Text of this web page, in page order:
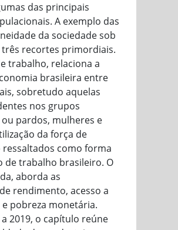
das principais
A exemplo das
da sociedade sob
três recortes primordiais.
trabalho, relaciona a
brasileira entre
sobretudo aquelas
nos grupos
pardos, mulheres e
da força de
como forma
de trabalho brasileiro. O
aborda as
rendimento, acesso a
pobreza monetária.
2019, o capítulo reúne